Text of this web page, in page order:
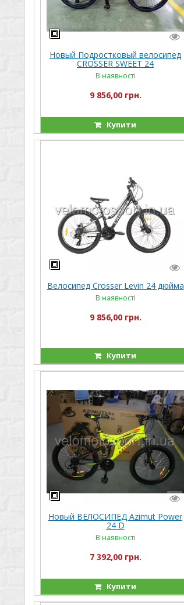
Новый Подростковый велосипед
CROSSER SWEET 24
В наявності
9 856,00 грн.
Купити
Велосипед Crosser Levin 24 дюйма
В наявності
9 856,00 грн.
Купити
Новый ВЕЛОСИПЕД Azimut Power
24 D
В наявності
7 392,00 грн.
Купити